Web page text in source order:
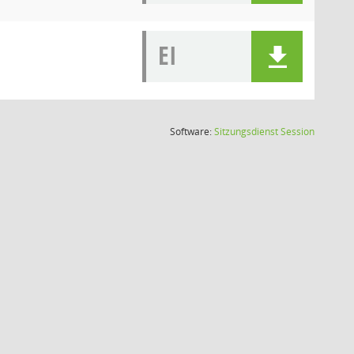
EI
Software:SitzungsdienstSession(Wird in